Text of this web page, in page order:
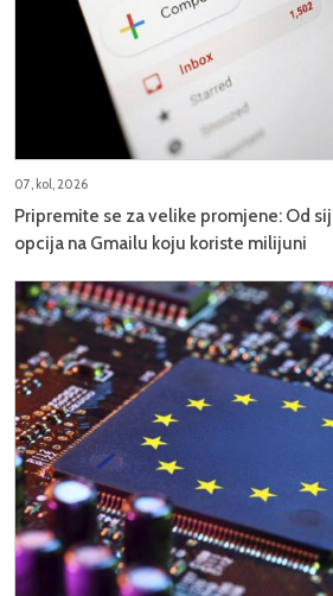
07, kol, 2026
Pripremite se za velike promjene: Od
opcija na Gmailu koju koriste milijuni